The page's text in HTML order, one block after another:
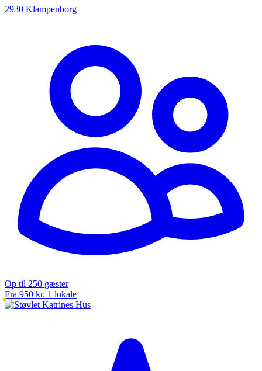
2930 Klampenborg
Op til 250 gæster
Fra 950 kr. 1 lokale